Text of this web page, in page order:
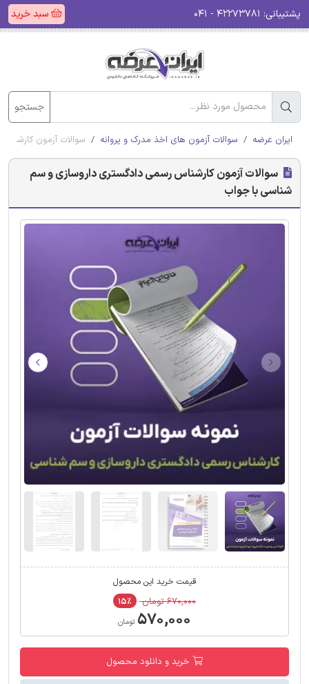
پشتیبانی: سبد خرید
جستجو
ایران عرضه سوالات آزمون های اخذ مدرک و پروانه سوالات آزمون
سوالات آزمون کارشناس رسمی دادگستری داروسازی و سم
شناسی با جواب
قیمت خرید این محصول
۶۷۰,۰۰۰ تومان ۱۵٪
۵۷۰,۰۰۰ تومان
خرید و دانلود محصول